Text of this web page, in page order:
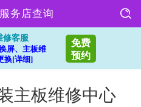
务店查询
修客服
屏、主板维
换[详细]
免费
预约
主板维修中心